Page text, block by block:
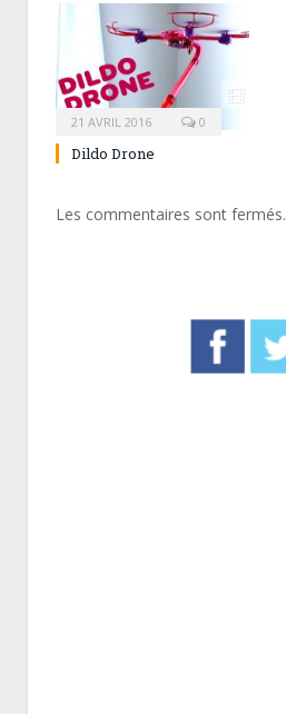
21 AVRIL 2016 0
Dildo Drone
Les commentaires sont fermés.